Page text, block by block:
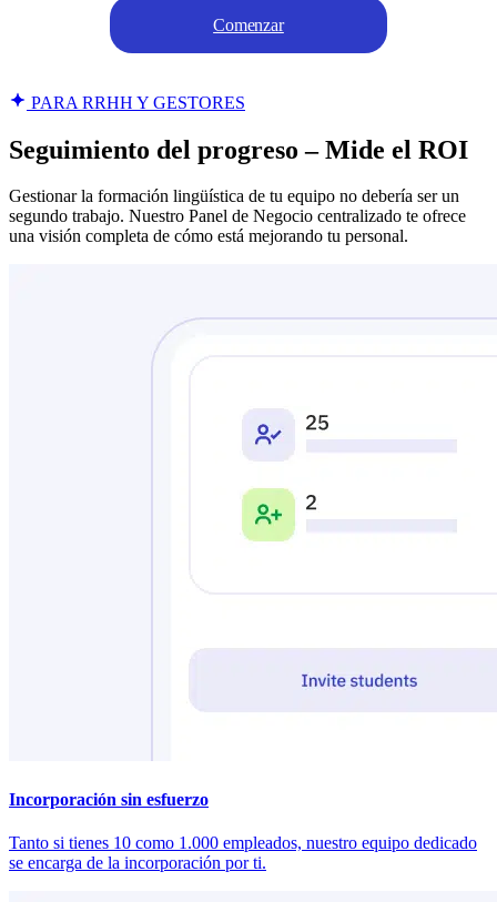
Comenzar
PARA RRHH Y GESTORES
Seguimiento del progreso – Mide el ROI
Gestionar la formación lingüística de tu equipo no debería ser un
segundo trabajo. Nuestro Panel de Negocio centralizado te ofrece
una visión completa de cómo está mejorando tu personal.
Incorporación sin esfuerzo
Tanto si tienes 10 como 1.000 empleados, nuestro equipo dedicado
se encarga de la incorporación por ti.